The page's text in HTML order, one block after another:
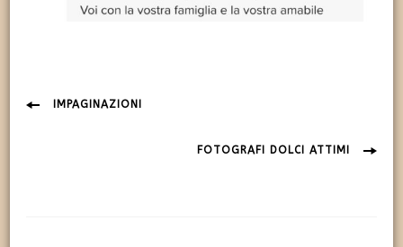
Navigazione
IMPAGINAZIONI
FOTOGRAFI DOLCI ATTIMI